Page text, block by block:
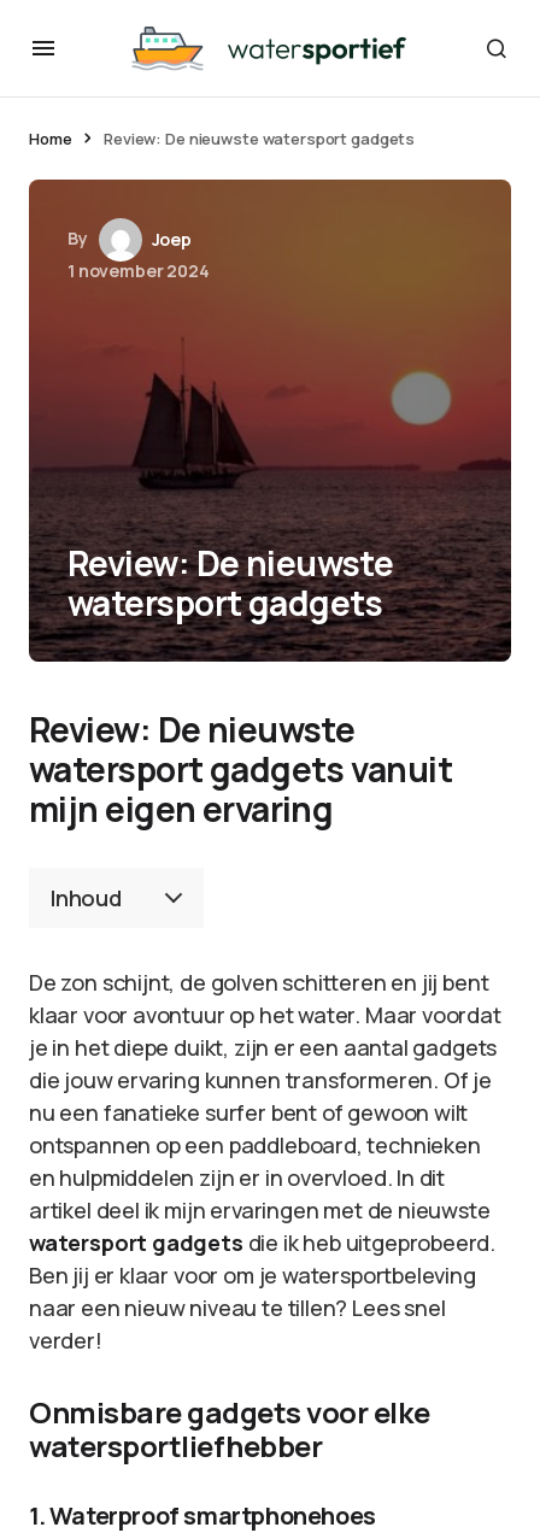
Home Review: De nieuwste watersport gadgets
By
Joep
1 november 2024
Review: De nieuwste
watersport gadgets
Review: De nieuwste
watersport gadgets vanuit
mijn eigen ervaring
Inhoud
De zon schijnt, de golven schitteren en jij bent
klaar voor avontuur op het water. Maar voordat
je in het diepe duikt, zijn er een aantal gadgets
die jouw ervaring kunnen transformeren. Of je
nu een fanatieke surfer bent of gewoon wilt
ontspannen op een paddleboard, technieken
en hulpmiddelen zijn er in overvloed. In dit
artikel deel ik mijn ervaringen met de nieuwste
watersport gadgets die ik heb uitgeprobeerd.
Ben jij er klaar voor om je watersportbeleving
naar een nieuw niveau te tillen? Lees snel
verder!
Onmisbare gadgets voor elke
watersportliefhebber
1. Waterproof smartphonehoes